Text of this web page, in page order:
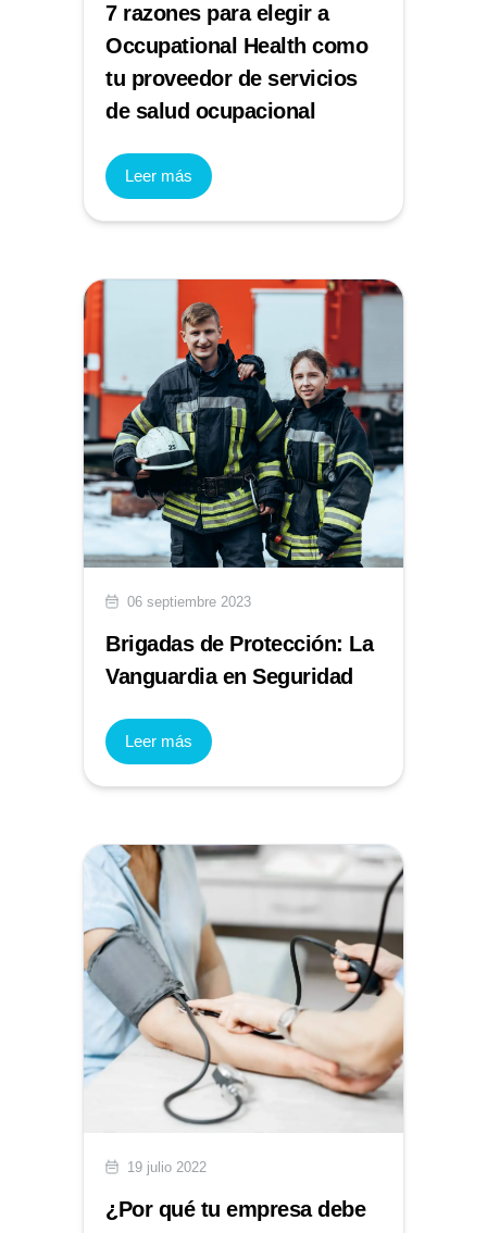
7 razones para elegir a
Occupational Health como
tu proveedor de servicios
de salud ocupacional
Leer más
06 septiembre 2023
Brigadas de Protección: La
Vanguardia en Seguridad
Leer más
19 julio 2022
¿Por qué tu empresa debe